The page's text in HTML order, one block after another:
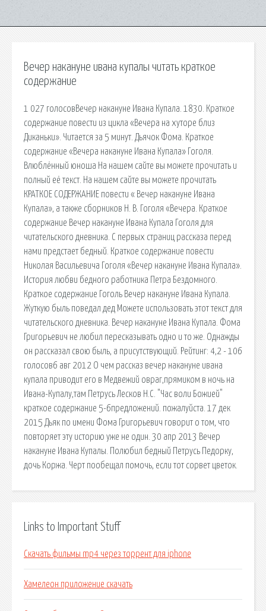
Вечер накануне ивана купалы читать краткое
содержание
1 027 голосовВечер накануне Ивана Купала. 1830. Краткое
содержание повести из цикла «Вечера на хуторе близ
Диканьки». Читается за 5 минут. Дьячок Фома. Краткое
содержание «Вечера накануне Ивана Купала» Гоголя.
Влюблённый юноша На нашем сайте вы можете прочитать и
полный её текст. На нашем сайте вы можете прочитать
КРАТКОЕ СОДЕРЖАНИЕ повести « Вечер накануне Ивана
Купала», а также сборников Н. В. Гоголя «Вечера. Краткое
содержание Вечер накануне Ивана Купала Гоголя для
читательского дневника. С первых страниц рассказа перед
нами предстает бедный. Краткое содержание повести
Николая Васильевича Гоголя «Вечер накануне Ивана Купала».
История любви бедного работника Петра Бездомного.
Краткое содержание Гоголь Вечер накануне Ивана Купала.
Жуткую быль поведал дед Можете использовать этот текст для
читательского дневника. Вечер накануне Ивана Купала. Фома
Григорьевич не любил пересказывать одно и то же. Однажды
он рассказал свою быль, а присутствующий. Рейтинг: 4,2 - 106
голосов6 авг 2012 О чем рассказ вечер накануне ивана
купала приводит его в Медвежий овраг,прямиком в ночь на
Ивана-Купалу,там Петрусь Лесков Н.С. "Час воли Божией"
краткое содержание 5-6предложений. пожалуйста. 17 дек
2015 Дьяк по имени Фома Григорьевич говорит о том, что
повторяет эту историю уже не один. 30 апр 2013 Вечер
накануне Ивана Купалы. Полюбил бедный Петрусь Педорку,
дочь Коржа. Черт пообещал помочь, если тот сорвет цветок.
Links to Important Stuff
Скачать фильмы mp4 через торрент для iphone
Хамелеон приложение скачать